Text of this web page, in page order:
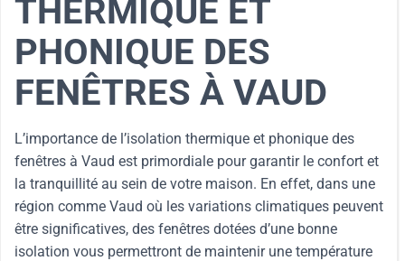
THERMIQUE ET
PHONIQUE DES
FENÊTRES À VAUD
L’importance de l’isolation thermique et phonique des
fenêtres à Vaud est primordiale pour garantir le confort et
la tranquillité au sein de votre maison. En effet, dans une
région comme Vaud où les variations climatiques peuvent
être significatives, des fenêtres dotées d’une bonne
isolation vous permettront de maintenir une température